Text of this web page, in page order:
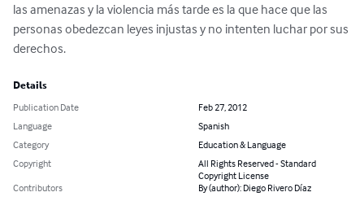
las amenazas y la violencia más tarde es la que hace que las
personas obedezcan leyes injustas y no intenten luchar por sus
derechos.
Details
Publication Date
Feb 27, 2012
Language
Spanish
Category
Education & Language
Copyright
All Rights Reserved - Standard
Copyright License
Contributors
By (author): Diego Rivero Díaz